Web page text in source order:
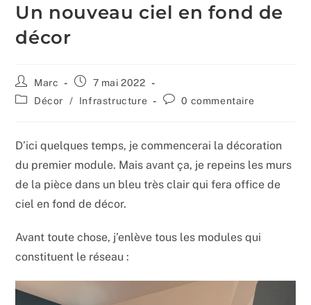
Un nouveau ciel en fond de
décor
Auteur/autrice
de
la
Marc
Publication
7 mai 2022
PostDécor / Infrastructure
Commentaires
0 commentaire
D’ici quelques temps, je commencerai la décoration
du premier module. Mais avant ça, je repeins les murs
de la pièce dans un bleu très clair qui fera office de
ciel en fond de décor.
Avant toute chose, j’enlève tous les modules qui
constituent le réseau :